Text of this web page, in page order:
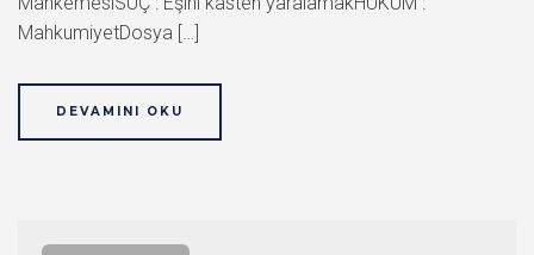
MahkumiyetDosya […]
DEVAMINI OKU